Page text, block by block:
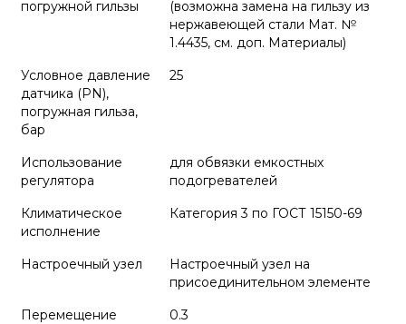
погружной гильзы
(возможна замена на гильзу из
нержавеющей стали Мат. №
1.4435, см. доп. Материалы)
Условное давление
датчика (PN),
погружная гильза,
бар
25
Использование
регулятора
для обвязки емкостных
подогревателей
Климатическое
исполнение
Категория 3 по ГОСТ 15150-69
Настроечный узел
Настроечный узел на
присоединительном элементе
Перемещение
0.3